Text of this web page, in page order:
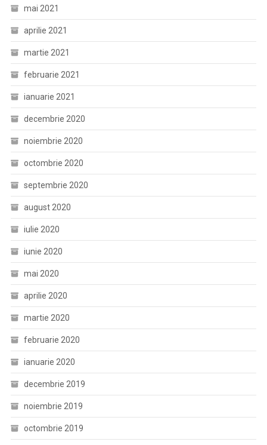
mai 2021
aprilie 2021
martie 2021
februarie 2021
ianuarie 2021
decembrie 2020
noiembrie 2020
octombrie 2020
septembrie 2020
august 2020
iulie 2020
iunie 2020
mai 2020
aprilie 2020
martie 2020
februarie 2020
ianuarie 2020
decembrie 2019
noiembrie 2019
octombrie 2019